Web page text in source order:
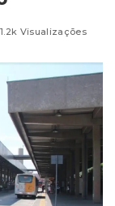
1.2k Visualizações